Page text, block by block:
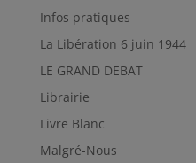
Infos pratiques
La Libération 6 juin 1944
LE GRAND DEBAT
Librairie
Livre Blanc
Malgré-Nous